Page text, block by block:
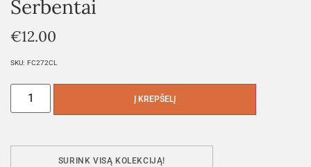
Serbentai
€12.00
SKU: FC272CL
Į KREPŠELĮ
SURINK VISĄ KOLEKCIJĄ!